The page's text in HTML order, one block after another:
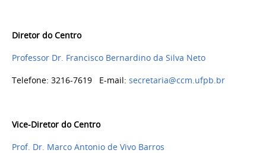
Diretor do Centro
Professor Dr. Francisco Bernardino da Silva Neto
Telefone: 3216-7619 E-mail: secretaria@ccm.ufpb.br
Vice-Diretor do Centro
Prof. Dr. Marco Antonio de Vivo Barros